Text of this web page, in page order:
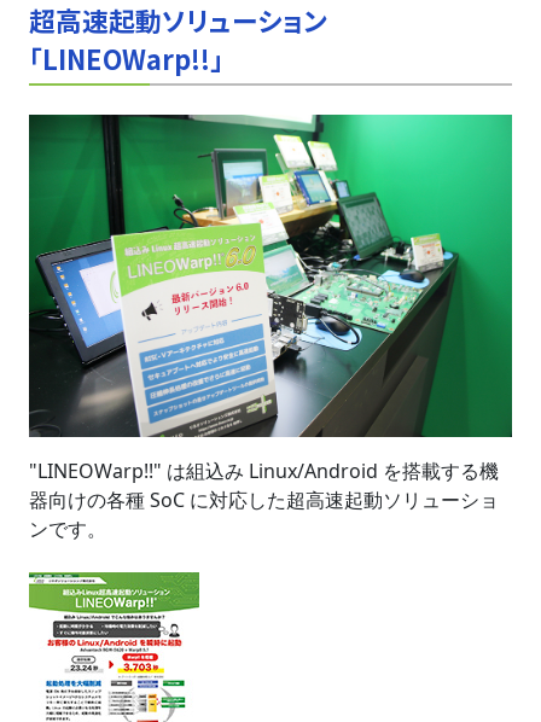
超高速起動ソリューション
「LINEOWarp!!」
"LINEOWarp!!" は組込み Linux/Android を搭載する機
器向けの各種 SoC に対応した超高速起動ソリューショ
ンです。